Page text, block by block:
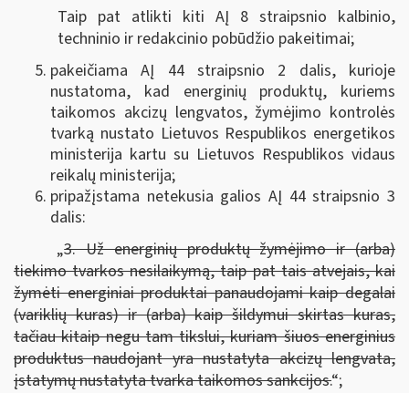
Taip pat atlikti kiti AĮ 8 straipsnio kalbinio,
techninio ir redakcinio pobūdžio pakeitimai;
pakeičiama AĮ 44 straipsnio 2 dalis, kurioje
nustatoma, kad energinių produktų, kuriems
taikomos akcizų lengvatos, žymėjimo kontrolės
tvarką nustato Lietuvos Respublikos energetikos
ministerija kartu su Lietuvos Respublikos vidaus
reikalų ministerija;
pripažįstama netekusia galios AĮ 44 straipsnio 3
dalis:
„3. Už energinių produktų žymėjimo ir (arba)
tiekimo tvarkos nesilaikymą, taip pat tais atvejais, kai
žymėti energiniai produktai panaudojami kaip degalai
(variklių kuras) ir (arba) kaip šildymui skirtas kuras,
tačiau kitaip negu tam tikslui, kuriam šiuos energinius
produktus naudojant yra nustatyta akcizų lengvata,
įstatymų nustatyta tvarka taikomos sankcijos.“;